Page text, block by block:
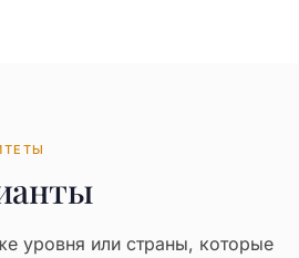
уровня или страны, которые